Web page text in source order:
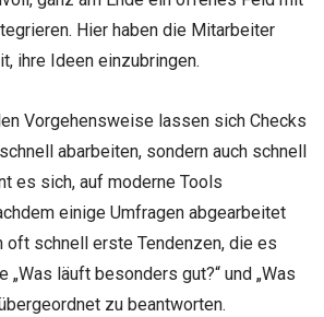
Hier haben die Mitarbeiter
ihre Ideen einzubringen.
Vorgehensweise lassen sich Checks
abarbeiten, sondern auch schnell
es sich, auf moderne Tools
einige Umfragen abgearbeitet
oft schnell erste Tendenzen, die es
„Was läuft besonders gut?“ und „Was
zu beantworten.